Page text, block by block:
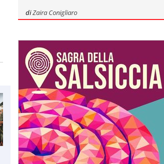
diZaira Conigliaro